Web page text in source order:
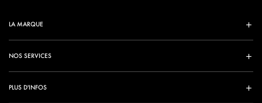
LA MARQUE
NOS SERVICES
PLUS D'INFOS